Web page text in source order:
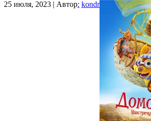
25 июля, 2023 | Автор: kondr